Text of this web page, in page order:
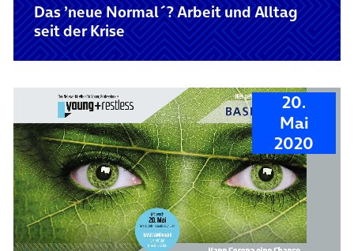
Das ’neue Normal´? Arbeit und Alltag
seit der Krise
20.
Mai
2020